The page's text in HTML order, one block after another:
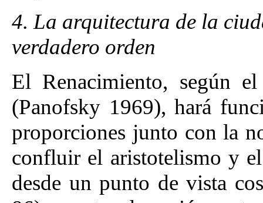
4. La arquitectura de la
verdadero orden
El Renacimiento, según
(Panofsky 1969), hará
proporciones junto con la
confluir el aristotelismo y
desde un punto de vista